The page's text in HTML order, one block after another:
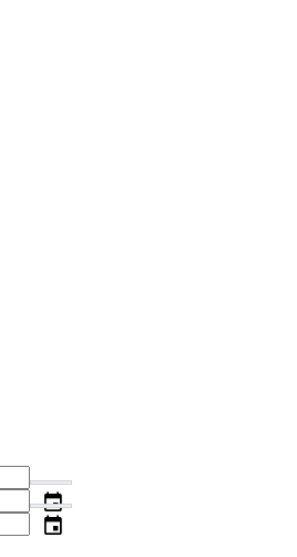
event
event